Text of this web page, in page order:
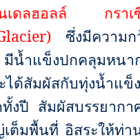
ลฮอลล์ กราเ
ซึ่งมีความก
น้ำแข็งปกคลุมหนา
ด้สัมผัสกับทุ่งน้ำแข็
งปี สัมผัสบรรยากา
ต็มพื้นที่ อิสระให้ท่า